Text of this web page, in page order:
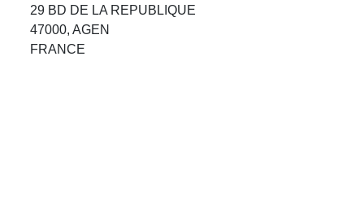
29 BD DE LA REPUBLIQUE
47000, AGEN
FRANCE